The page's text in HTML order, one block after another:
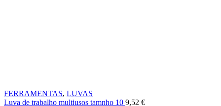
FERRAMENTAS, LUVAS
Luva de trabalho multiusos tamnho 10 9,52 €